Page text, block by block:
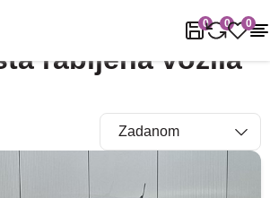
0 0 0
rabljena vozila